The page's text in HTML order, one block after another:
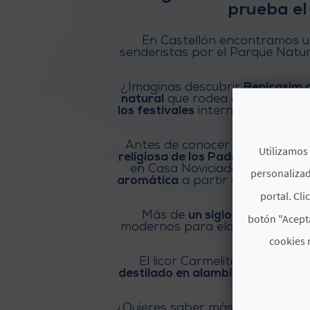
prueba el
En Castellón encontramos
senderistas por el Parque
¿Imaginas descubrirBenicasim
natural
que rodea a este
los festivales internacionales
Antes de conocer un poco
religiosa de los Padres
en Casa Noviciado. Para
aromática a partir de las
a las
Más de un siglo después se
modernos para elaborar una
El licor Carmelitano es
destilado en alambique de cobre
portal.
botón
cookies